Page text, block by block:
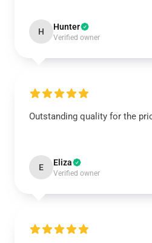
H Hunter
Verified owner
Outstanding quality for the
E Eliza
Verified owner